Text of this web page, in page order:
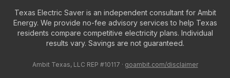
Texas Electric Saver is an independent consultant for Ambit
Energy. We provide no-fee advisory services to help Texas
residents compare competitive electricity plans. Individual
results vary. Savings are not guaranteed.
Ambit Texas, LLC REP #10117 · goambit.com/disclaimer